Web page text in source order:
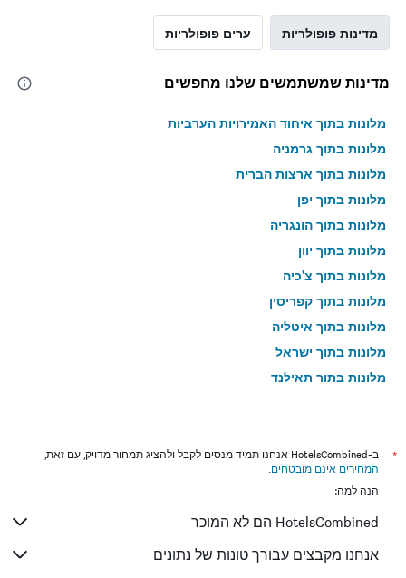
מדינות פופולריות ערים פופולריות
מדינות שמשתמשים שלנו מחפשים
מלונות בתוך איחוד האמירויות הערביות
מלונות בתוך גרמניה
מלונות בתוך ארצות הברית
מלונות בתוך יפן
מלונות בתוך הונגריה
מלונות בתוך יוון
מלונות בתוך צ'כיה
מלונות בתוך קפריסין
מלונות בתוך איטליה
מלונות בתוך ישראל
מלונות בתוך תאילנד
*
ב-HotelsCombined אנחנו תמיד מנסים לקבל ולהציג תמחור מדויק, עם זאת,
המחירים אינם מובטחים.
הנה למה:
HotelsCombined הם לא המוכר
אנחנו מקבצים עבורך טונות של נתונים